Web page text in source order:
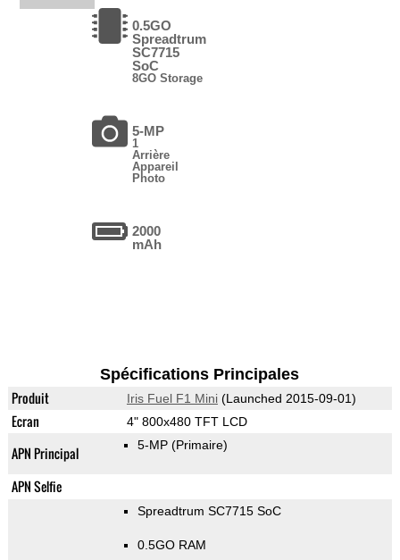
0.5GO
Spreadtrum
SC7715
SoC
8GO Storage
5-MP
1
Arrière
Appareil
Photo
2000
mAh
Spécifications Principales
Produit Iris Fuel F1 Mini(Launched 2015-09-01)
Ecran 4" 800x480 TFT LCD
APN Principal 5-MP (Primaire)
APN Selfie
Spreadtrum SC7715 SoC
0.5GO RAM